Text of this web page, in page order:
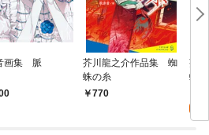
画集 脈
芥川龍之介作品集 蜘
蛛の糸
770
芥
蛛